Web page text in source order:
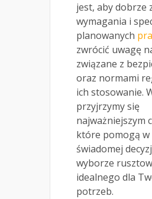
jest, aby dobrze
wymagania i
planowanych
zwrócić uwagę
związane z
oraz normami
ich stosowanie.
przyjrzymy się
najważniejszym
które pomogą w
świadomej
wyborze
idealnego dla
potrzeb.